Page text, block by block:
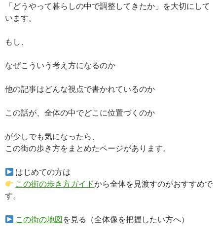
「どうやって暮らしの中で調整してきたか」を大切にして
います。
もし、
なぜこういう考え方になるのか
他の記事はどんな視点で書かれているのか
この話が、全体の中でどこに位置づくのか
が少しでも気になったら、
この街の歩き方をまとめたページがあります。
はじめての方は
この街の歩き方ガイドから全体を見渡すのがおすすめで
す。
この街の地図を見る（全体像を把握したい方へ）